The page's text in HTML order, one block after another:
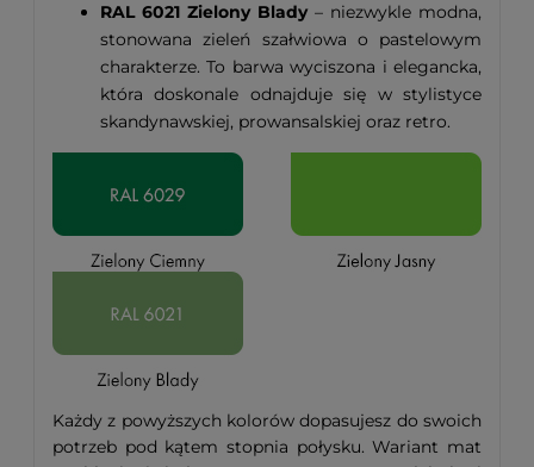
RAL 6021 Zielony Blady– niezwykle modna,
stonowana zieleń szałwiowa o pastelowym
charakterze. To barwa wyciszona i elegancka,
która doskonale odnajduje się w stylistyce
skandynawskiej, prowansalskiej oraz retro.
Każdy z powyższych kolorów dopasujesz do swoich
potrzeb pod kątem stopnia połysku. Wariant mat